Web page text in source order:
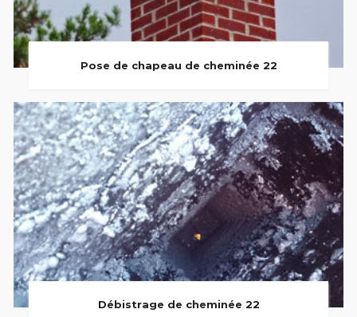
Pose de chapeau de cheminée 22
Débistrage de cheminée 22